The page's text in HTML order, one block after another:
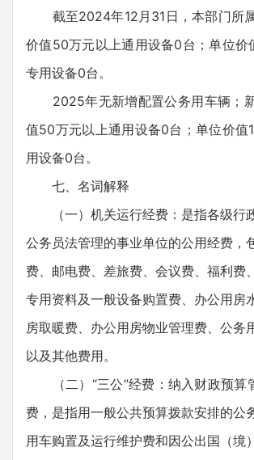
截至2024年12月31日，本部门所
价值50万元以上通用设备0台；单位价
专用设备0台。
2025年无新增配置公务用车辆；
值50万元以上通用设备0台；单位价值
用设备0台。
七、名词解释
（一）机关运行经费：是指各级行
公务员法管理的事业单位的公用经费，
费、邮电费、差旅费、会议费、福利费
专用资料及一般设备购置费、办公用房
房取暖费、办公用房物业管理费、公务
以及其他费用。
（二）“三公”经费：纳入财政预算
费，是指用一般公共预算拨款安排的公
用车购置及运行维护费和因公出国（境